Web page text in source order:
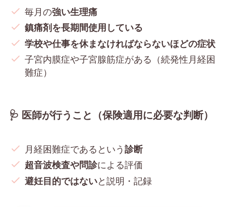
毎月の強い生理痛
鎮痛剤を長期間使用している
学校や仕事を休まなければならないほどの症状
子宮内膜症や子宮腺筋症がある（続発性月経困
難症）
🩺 医師が行うこと（保険適用に必要な判断）
月経困難症であるという診断
超音波検査や問診による評価
避妊目的ではないと説明・記録